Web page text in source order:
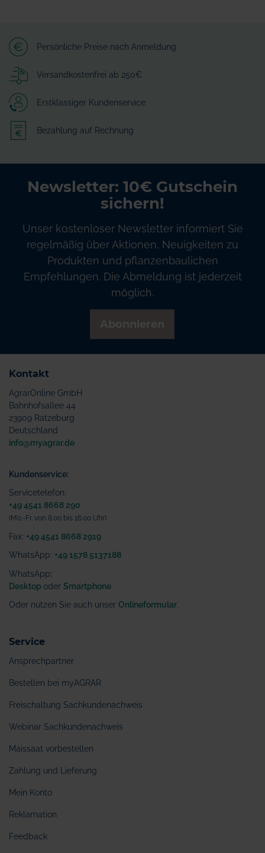
Persönliche Preise nach Anmeldung
Versandkostenfrei ab 250€
Erstklassiger Kundenservice
Bezahlung auf Rechnung
Newsletter: 10€ Gutschein
sichern!
Unser kostenloser Newsletter informiert Sie
regelmäßig über Aktionen, Neuigkeiten zu
Produkten und pflanzenbaulichen
Empfehlungen. Die Abmeldung ist jederzeit
möglich.
Kontakt
AgrarOnline GmbH
Bahnhofsallee 44
23909 Ratzeburg
Deutschland
info@myagrar.de
Kundenservice:
Servicetelefon:
+49 4541 8668 290
(Mo.-Fr. von 8.00 bis 16.00 Uhr)
Fax: +49 4541 8668 2919
WhatsApp: +49 1578 5137188
WhatsApp:
Desktop oder Smartphone
Oder nutzen Sie auch unser Onlineformular
Service
Ansprechpartner
Bestellen bei myAGRAR
Freischaltung Sachkundenachweis
Webinar Sachkundenachweis
Maissaat vorbestellen
Zahlung und Lieferung
Mein Konto
Reklamation
Feedback